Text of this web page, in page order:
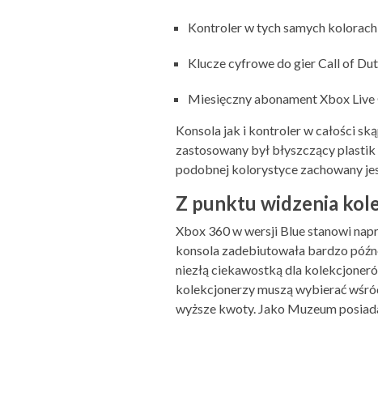
Kontroler w tych samych kolorach
Klucze cyfrowe do gier Call of
Miesięczny abonament Xbox Live
Konsola jak i kontroler w całości
zastosowany był błyszczący
podobnej kolorystyce zachowany
Z punktu widzenia
Xbox 360 w wersji Blue stanowi
konsola zadebiutowała bardzo
niezłą ciekawostką dla
kolekcjonerzy muszą wybierać
wyższe kwoty. Jako Muzeum